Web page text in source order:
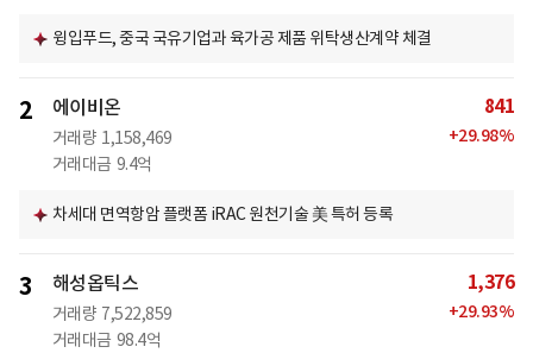
윙입푸드, 중국 국유기업과 육가공 제품 위탁생산계약 체결
2 에이비온
거래량 1,158,469
거래대금 9.4억
841
+29.98%
차세대 면역항암 플랫폼 iRAC 원천기술 美 특허 등록
3 해성옵틱스
거래량 7,522,859
거래대금 98.4억
1,376
+29.93%